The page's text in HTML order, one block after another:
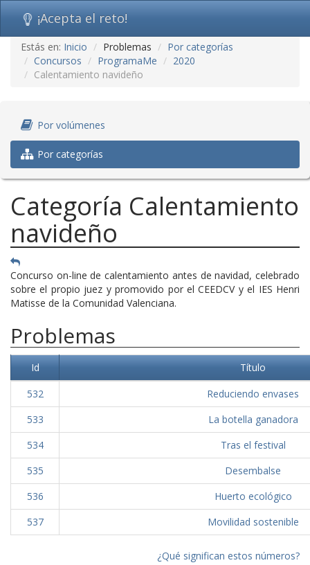
Ir
contenido
(saltar
¡Acepta el reto!
Estás en: Inicio Problemas
Por categorías
Concursos
ProgramaMe
2020
Calentamiento navideño
Por volúmenes
Por categorías
Categoría Calentamiento
navideño
Concurso on-line de calentamiento antes de navidad, celebrado
sobre el propio juez y promovido por el CEEDCV y el IES Henri
Matisse de la Comunidad Valenciana.
Problemas
Id
Título
532
Reduciendo envases
533
La botella ganadora
534
Tras el festival
535
Desembalse
536
Huerto ecológico
537
Movilidad sostenible
¿Qué significan estos números?